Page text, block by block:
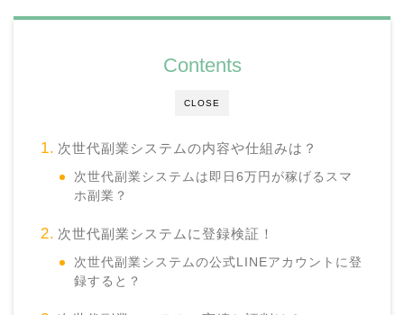
CLOSE
Contents
次世代副業システムの内容や仕組みは？
次世代副業システムは即日6万円が稼げるスマ
ホ副業？
次世代副業システムに登録検証！
次世代副業システムの公式LINEアカウントに登
録すると？